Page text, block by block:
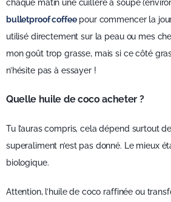
chaque matin une cuillère à soupe
bulletproof coffeepour commencer la
utilisé directement sur la peau ou mes
mon goût trop grasse, mais si ce côté
n’hésite pas à essayer !
Quelle huile de coco acheter ?
Tu l’auras compris, cela dépend surtout
superaliment n’est pas donné. Le mieux
biologique.
Attention, l’huile de coco raffinée ou